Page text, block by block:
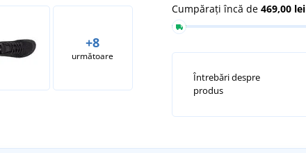
+8
următoare
Cumpărați încă de 469,00 lei
Întrebări despre
produs